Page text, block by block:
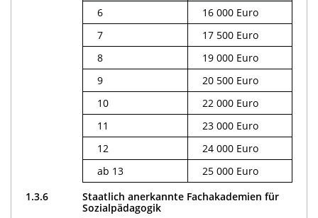
6
16 000 Euro
7
17 500 Euro
8
19 000 Euro
9
20 500 Euro
10
22 000 Euro
11
23 000 Euro
12
24 000 Euro
ab 13
25 000 Euro
1.3.6
Staatlich anerkannte Fachakademien für
Sozialpädagogik